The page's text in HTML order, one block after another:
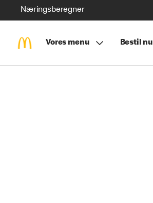
Næringsberegner
Vores menu Bestil nu